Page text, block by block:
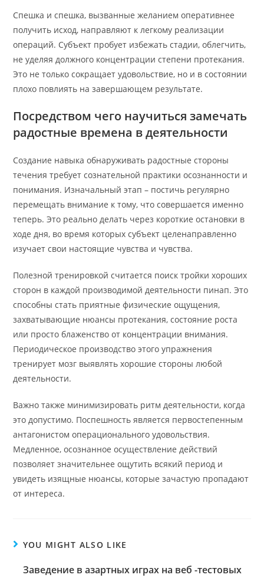
Спешка и спешка, вызванные желанием оперативнее
получить исход, направляют к легкому реализации
операций. Субъект пробует избежать стадии, облегчить,
не уделяя должного концентрации степени протекания.
Это не только сокращает удовольствие, но и в состоянии
плохо повлиять на завершающем результате.
Посредством чего научиться замечать
радостные времена в деятельности
Создание навыка обнаруживать радостные стороны
течения требует сознательной практики осознанности и
понимания. Изначальный этап – постичь регулярно
перемещать внимание к тому, что совершается именно
теперь. Это реально делать через короткие остановки в
ходе дня, во время которых субъект целенаправленно
изучает свои настоящие чувства и чувства.
Полезной тренировкой считается поиск тройки хороших
сторон в каждой производимой деятельности пинап. Это
способны стать приятные физические ощущения,
захватывающие нюансы протекания, состояние роста
или просто блаженство от концентрации внимания.
Периодическое производство этого упражнения
тренирует мозг выявлять хорошие стороны любой
деятельности.
Важно также минимизировать ритм деятельности, когда
это допустимо. Поспешность является первостепенным
антагонистом операционального удовольствия.
Медленное, осознанное осуществление действий
позволяет значительнее ощутить всякий период и
увидеть изящные нюансы, которые зачастую пропадают
от интереса.
YOU MIGHT ALSO LIKE
Заведение в азартных играх на веб -тестовых